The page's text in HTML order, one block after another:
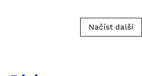
Načíst další